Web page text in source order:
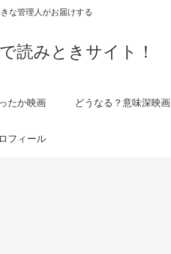
な管理人がお届けする
読みときサイト！
たか映画 どうなる？意味深映画
フィール